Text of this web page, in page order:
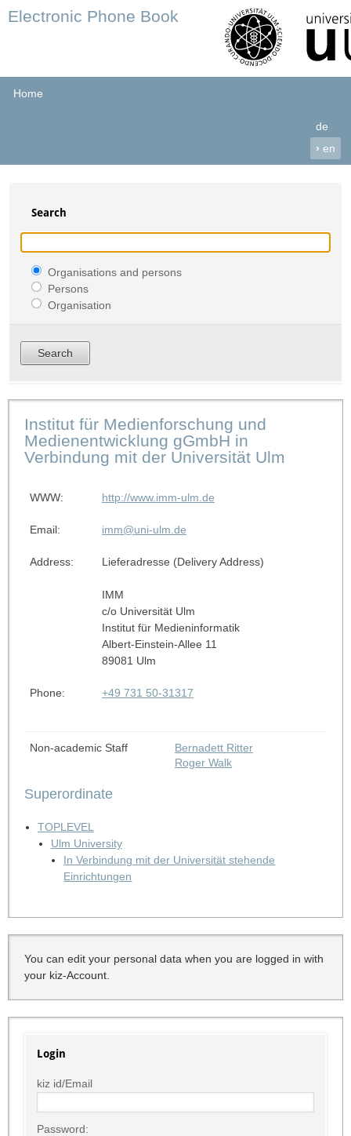
Electronic Phone Book
Home
de
› en
Search
Organisations and persons
Persons
Organisation
Institut für Medienforschung und
Medienentwicklung gGmbH in
Verbindung mit der Universität Ulm
WWW: http://www.imm-ulm.de
Email: imm@uni-ulm.de
Address: Lieferadresse (Delivery Address)
IMM
c/o Universität Ulm
Institut für Medieninformatik
Albert-Einstein-Allee 11
89081 Ulm
Phone: +49 731 50-31317
Non-academic Staff
Bernadett Ritter
Roger Walk
Superordinate
TOPLEVEL
Ulm University
In Verbindung mit der Universität stehende
Einrichtungen
You can edit your personal data when you are logged in with
your kiz-Account.
Login
kiz id/Email
Password: